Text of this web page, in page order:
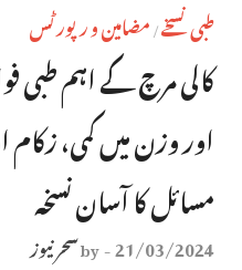
طبی نسخے / مضامین و رپورٹس
کالی مرچ کے اہم طبی
اور وزن میں کمی، زکام
مسائل کا آسان نسخہ
21/03/2024
-
byسحر نیوز